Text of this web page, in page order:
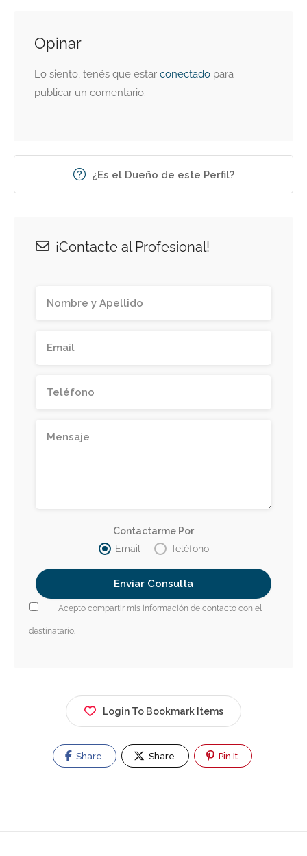
Opinar
Lo siento, tenés que estar conectado para
publicar un comentario.
¿Es el Dueño de este Perfil?
¡Contacte al Profesional!
Contactarme Por
Email
Teléfono
Acepto compartir mis información de contacto con el
destinatario.
Login To Bookmark Items
Share Share Pin It